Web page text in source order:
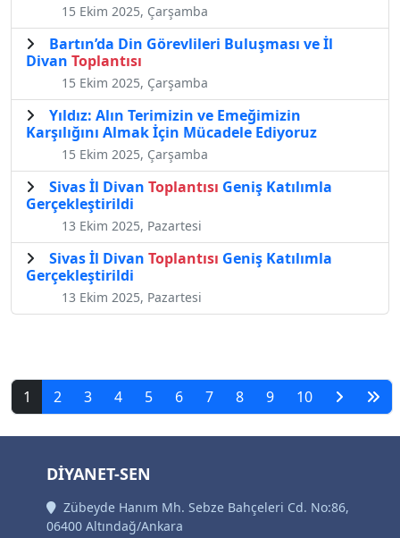
15 Ekim 2025, Çarşamba
Bartın’da Din Görevlileri Buluşması ve İl
Divan Toplantısı
15 Ekim 2025, Çarşamba
Yıldız: Alın Terimizin ve Emeğimizin
Karşılığını Almak İçin Mücadele Ediyoruz
15 Ekim 2025, Çarşamba
Sivas İl Divan Toplantısı Geniş Katılımla
Gerçekleştirildi
13 Ekim 2025, Pazartesi
Sivas İl Divan Toplantısı Geniş Katılımla
Gerçekleştirildi
13 Ekim 2025, Pazartesi
1 2 3 4 5 6 7 8 9 10
DİYANET-SEN
Zübeyde Hanım Mh. Sebze Bahçeleri Cd. No:86,
06400 Altındağ/Ankara